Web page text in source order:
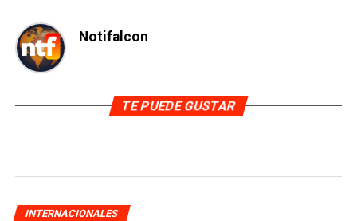
Notifalcon
TE PUEDE GUSTAR
INTERNACIONALES